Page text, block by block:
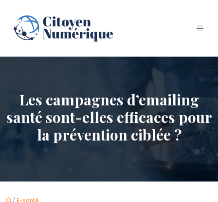
Les campagnes d’emailing
santé sont-elles efficaces pour
la prévention ciblée ?
/ E-santé